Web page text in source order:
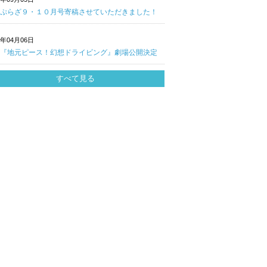
らざ９・１０月号寄稿させていただきました！
04月06日
地元ピース！幻想ドライビング』劇場公開決定
すべて見る